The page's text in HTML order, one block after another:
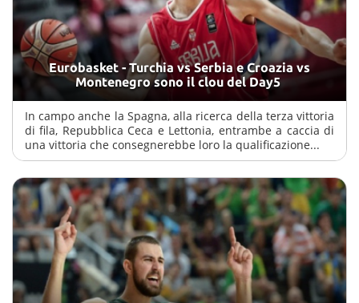
Eurobasket - Turchia vs Serbia e Croazia vs
Montenegro sono il clou del Day5
In campo anche la Spagna, alla ricerca della terza vittoria
di fila, Repubblica Ceca e Lettonia, entrambe a caccia di
una vittoria che consegnerebbe loro la qualificazione...